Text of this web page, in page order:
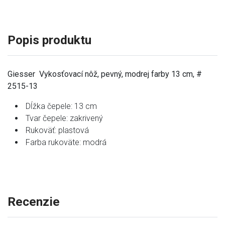
Popis produktu
Giesser Vykosťovací nôž, pevný, modrej farby 13 cm, #
2515-13
Dĺžka čepele: 13 cm
Tvar čepele: zakrivený
Rukoväť: plastová
Farba rukoväte: modrá
Recenzie